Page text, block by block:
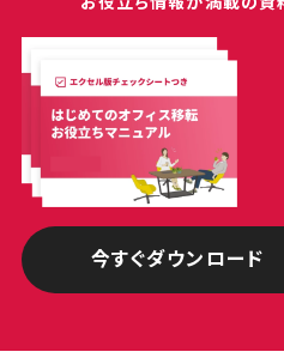
今すぐダウンロード